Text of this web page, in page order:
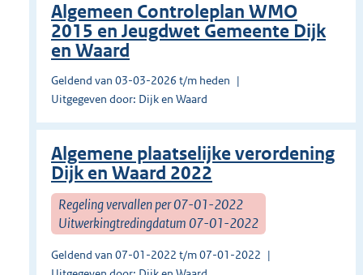
Algemeen Controleplan WMO
2015 en Jeugdwet Gemeente Dijk
en Waard
Geldend van 03-03-2026 t/m heden
Uitgegeven door: Dijk en Waard
Algemene plaatselijke verordening
Dijk en Waard 2022
Regeling vervallen per 07-01-2022
Uitwerkingtredingdatum 07-01-2022
Geldend van 07-01-2022 t/m 07-01-2022